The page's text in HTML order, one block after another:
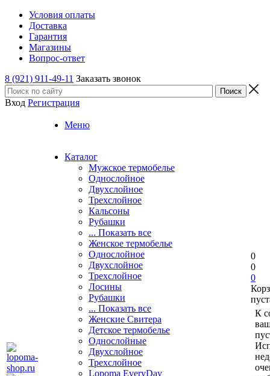
Условия оплаты
Доставка
Гарантия
Магазины
Вопрос-ответ
8 (921) 911-49-11 Заказать звонок
Вход Регистрация
Меню
Каталог
Мужское термобелье
Однослойное
Двуxслойное
Трехслойное
Кальсоны
Рубашки
... Показать все
Женское термобелье
Однослойное
Двуxслойное
Трехслойное
Лосины
Рубашки
... Показать все
Женские Свитера
Детское термобелье
Однослойные
Двуxслойное
Трехслойное
Lopoma EveryDay
0
0
0
К